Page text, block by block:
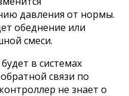
давления от нормы.
обеднение или
смеси.
в системах
связи по
не знает о